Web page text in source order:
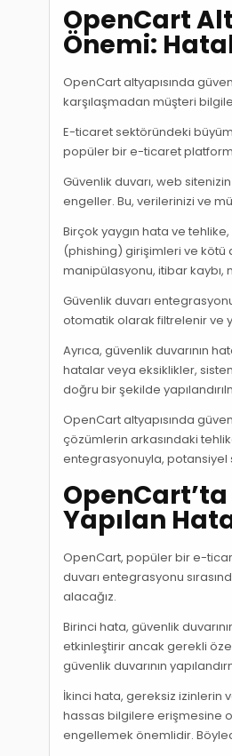
OpenCart
Önemi:
OpenCart altyapısında
karşılaşmadan müşteri
E-ticaret sektöründeki
popüler bir e-ticaret
Güvenlik duvarı, web
engeller. Bu, verilerinizi ve
Birçok yaygın hata ve
(phishing) girişimleri ve kötü
manipülasyonu, itibar kaybı,
Güvenlik duvarı
otomatik olarak filtrelenir ve
Ayrıca, güvenlik duvarının
hatalar veya eksiklikler,
doğru bir şekilde
OpenCart altyapısında
çözümlerin arkasındaki
entegrasyonuyla, potansiyel
Yapılan
OpenCart, popüler bir e-
duvarı entegrasyonu
alacağız.
Birinci hata, güvenlik
etkinleştirir ancak gerekli
güvenlik duvarının
İkinci hata, gereksiz izinlerin
hassas bilgilere erişmesine
engellemek önemlidir.